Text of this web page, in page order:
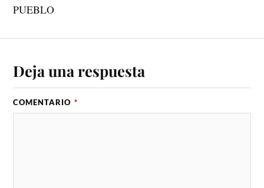
PUEBLO
Deja una respuesta
COMENTARIO *